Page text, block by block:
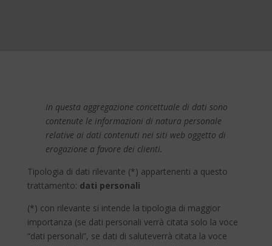
In questa aggregazione concettuale di dati sono
contenute le informazioni di natura personale
relative ai dati contenuti nei siti web oggetto di
erogazione a favore dei clienti.
Tipologia di dati rilevante (*) appartenenti a questo
trattamento: dati personali
(*) con rilevante si intende la tipologia di maggior
importanza (se dati personali verrà citata solo la voce
“dati personali”, se dati di saluteverrà citata la voce